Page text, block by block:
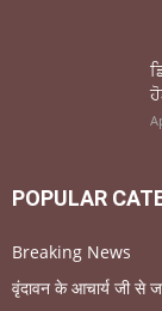
POPULAR
Breaking News
वृंदावन के आचार्य जी से